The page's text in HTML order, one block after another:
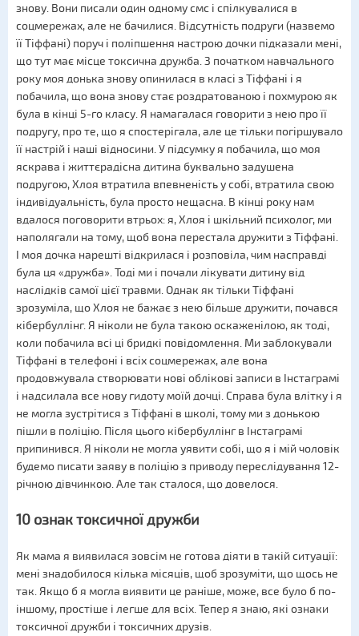
знову. Вони писали один одному смс і спілкувалися в
соцмережах, але не бачилися. Відсутність подруги (назвемо
її Тіффані) поруч і поліпшення настрою дочки підказали мені,
що тут має місце токсична дружба. З початком навчального
року моя донька знову опинилася в класі з Тіффані і я
побачила, що вона знову стає роздратованою і похмурою як
була в кінці 5-го класу. Я намагалася говорити з нею про її
подругу, про те, що я спостерігала, але це тільки погіршувало
її настрій і наші відносини. У підсумку я побачила, що моя
яскрава і життєрадісна дитина буквально задушена
подругою, Хлоя втратила впевненість у собі, втратила свою
індивідуальність, була просто нещасна. В кінці року нам
вдалося поговорити втрьох: я, Хлоя і шкільний психолог, ми
наполягали на тому, щоб вона перестала дружити з Тіффані.
І моя дочка нарешті відкрилася і розповіла, чим насправді
була ця «дружба». Тоді ми і почали лікувати дитину від
наслідків самої цієї травми. Однак як тільки Тіффані
зрозуміла, що Хлоя не бажає з нею більше дружити, почався
кібербуллінг. Я ніколи не була такою оскаженілою, як тоді,
коли побачила всі ці бридкі повідомлення. Ми заблокували
Тіффані в телефоні і всіх соцмережах, але вона
продовжувала створювати нові облікові записи в Інстаграмі
і надсилала все нову гидоту моїй дочці. Справа була влітку і я
не могла зустрітися з Тіффані в школі, тому ми з донькою
пішли в поліцію. Після цього кібербуллінг в Інстаграмі
припинився. Я ніколи не могла уявити собі, що я і мій чоловік
будемо писати заяву в поліцію з приводу переслідування 12-
річною дівчинкою. Але так сталося, що довелося.
10 ознак токсичної дружби
Як мама я виявилася зовсім не готова діяти в такій ситуації:
мені знадобилося кілька місяців, щоб зрозуміти, що щось не
так. Якщо б я могла виявити це раніше, може, все було б по-
іншому, простіше і легше для всіх. Тепер я знаю, які ознаки
токсичної дружби і токсичних друзів.